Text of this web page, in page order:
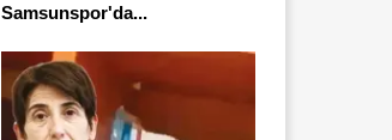
Samsunspor'da...